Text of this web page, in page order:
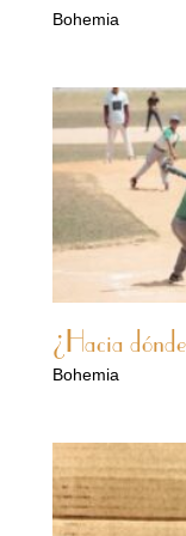
Bohemia
¿Hacia
Bohemia